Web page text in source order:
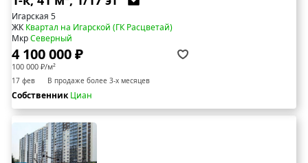
Игарская 5
ЖККвартал на Игарской (ГК Расцветай)
МкрСеверный
4 100 000 ₽
100 000 ₽/м²
17 фев В продаже более 3-х месяцев
СобственникЦиан